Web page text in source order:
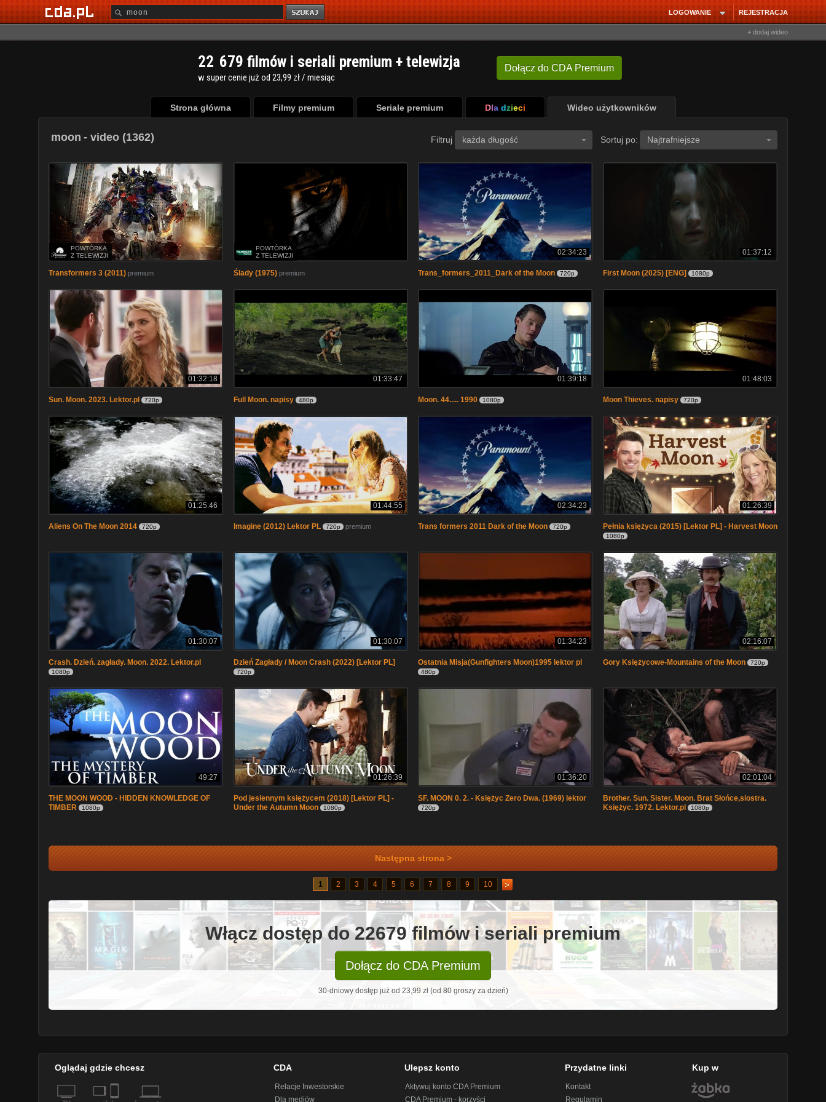
REJESTRACJA
LOGOWANIE
+ dodaj wideo
Dołącz do CDA Premium
22 679 filmów i seriali premium + telewizja
w super cenie już od 23,99 zł / miesiąc
Strona główna Filmy premium Seriale premium Dla dzieci Wideo użytkowników
moon - video (1362) Filtruj każda długość Sortuj po: Najtrafniejsze
POWTÓRKA
Z TELEWIZJI
Transformers 3 (2011) premium
POWTÓRKA
Z TELEWIZJI
Ślady (1975) premium
02:34:23
Trans_formers_2011_Dark of the Moon 720p
01:37:12
First Moon (2025) [ENG] 1080p
01:32:18
Sun. Moon. 2023. Lektor.pl 720p
01:33:47
Full Moon. napisy 480p
01:39:18
Moon. 44..... 1990 1080p
01:48:03
Moon Thieves. napisy 720p
01:25:46
Aliens On The Moon 2014 720p
01:44:55
Imagine (2012) Lektor PL 720p premium
02:34:23
Trans formers 2011 Dark of the Moon 720p
01:26:39
Pełnia księżyca (2015) [Lektor PL] - Harvest Moon
1080p
01:30:07
Crash. Dzień. zagłady. Moon. 2022. Lektor.pl
1080p
01:30:07
Dzień Zagłady / Moon Crash (2022) [Lektor PL]
720p
01:34:23
Ostatnia Misja(Gunfighters Moon)1995 lektor pl
480p
02:16:07
Gory Księżycowe-Mountains of the Moon 720p
49:27
THE MOON WOOD - HIDDEN KNOWLEDGE OF
TIMBER
1080p
01:26:39
Pod jesiennym księżycem (2018) [Lektor PL] -
Under the Autumn Moon
1080p
01:36:20
SF. MOON 0. 2. - Księżyc Zero Dwa. (1969) lektor
720p
02:01:04
Brother. Sun. Sister. Moon. Brat Słońce,siostra.
Księżyc. 1972. Lektor.pl
1080p
Następna strona >
1 2 3 4 5 6 7 8 9 10
Włącz dostęp do 22679 filmów i seriali premium
Dołącz do CDA Premium
30-dniowy dostęp już od 23,99 zł (od 80 groszy za dzień)
Oglądaj gdzie chcesz CDA
Relacje Inwestorskie
Dla mediów
Ulepsz konto
Aktywuj konto CDA Premium
CDA Premium - korzyści
Przydatne linki
Kontakt
Regulamin
Kup w